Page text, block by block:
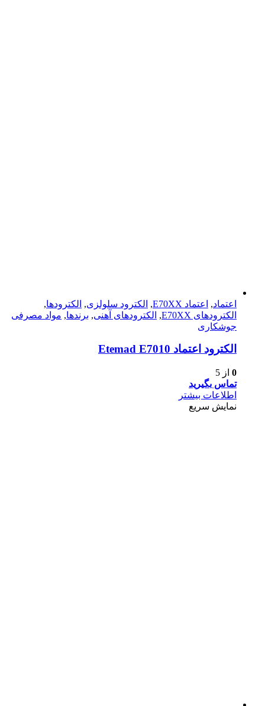
اعتماد, اعتماد E70XX , الکترود سلولزی, الکترودها,
الکترود‌های E70XX
, الکترود‌های آهنی, برندها, مواد مصرفی
جوشکاری
الكترود اعتماد Etemad E7010
0 از 5
تماس بگیرید
اطلاعات بیشتر
نمایش سریع